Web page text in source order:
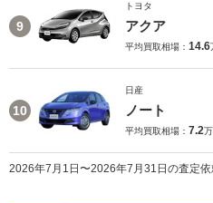
9
トヨタ
アクア
平均買取相場： 14.6
10
日産
ノート
平均買取相場： 7.2
2026年7月1日〜2026年7月31日の査定依